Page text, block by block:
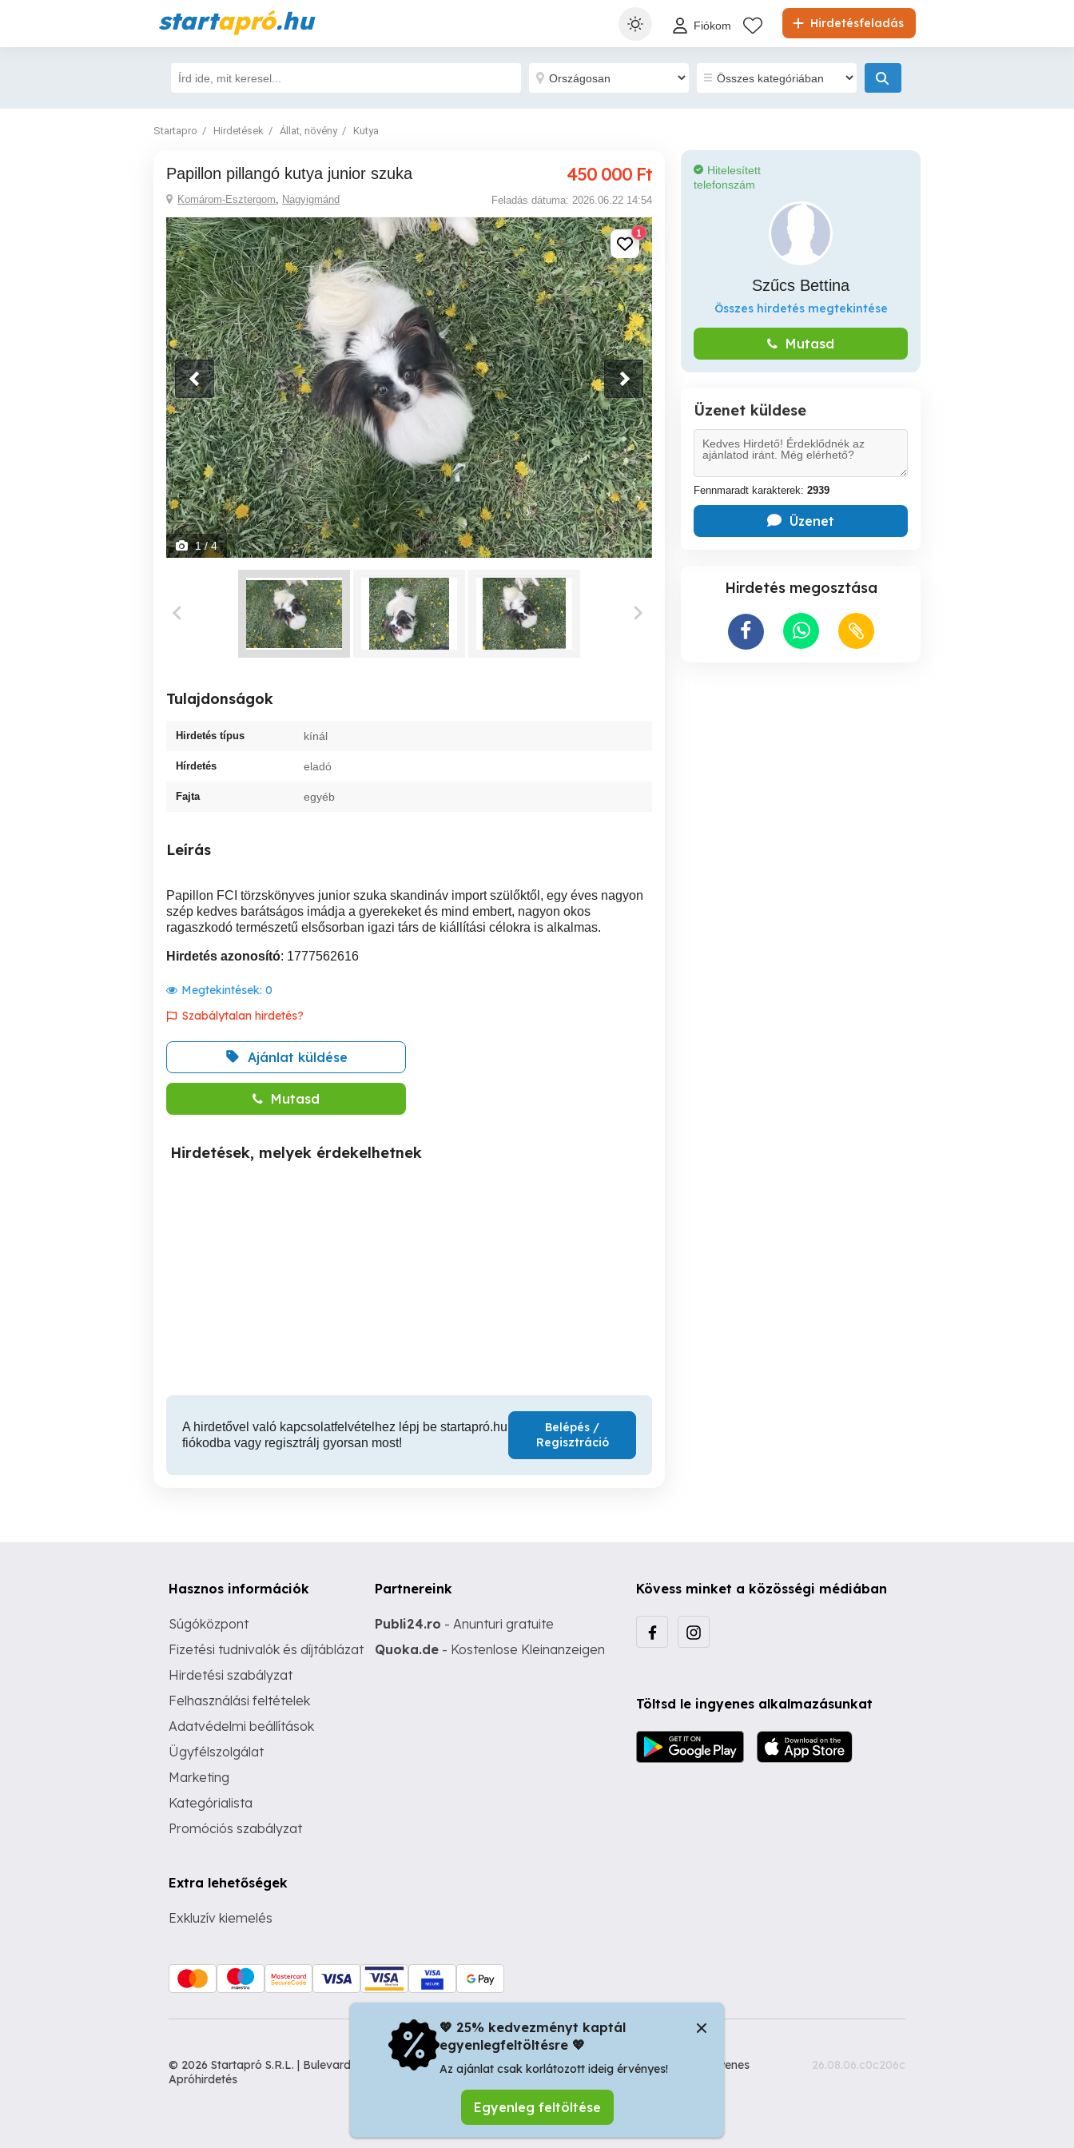
startapró.hu Hirdetésfeladás
Fiókom
Startapro Hirdetések Állat, növény Kutya
Papillon pillangó kutya junior szuka 450 000 Ft
Komárom-Esztergom, Nagyigmánd Feladás dátuma: 2026.06.22 14:54
1
1/ 4
Tulajdonságok
Hirdetés típus kínál
Hírdetés eladó
Fajta egyéb
Leírás
Papillon FCI törzskönyves junior szuka skandináv import szülőktől, egy éves nagyon
szép kedves barátságos imádja a gyerekeket és mind embert, nagyon okos
ragaszkodó természetű elsősorban igazi társ de kiállítási célokra is alkalmas.
Hirdetés azonosító: 1777562616
Megtekintések: 0
Szabálytalan hirdetés?
Ajánlat küldése
Mutasd
Hirdetések, melyek érdekelhetnek
A hirdetővel való kapcsolatfelvételhez lépj be startapró.hu
fiókodba vagy regisztrálj gyorsan most!
Belépés /
Regisztráció
Hitelesített
telefonszám
Szűcs Bettina
Összes hirdetés megtekintése
Mutasd
Üzenet küldese
Fennmaradt karakterek: 2939
Üzenet
Hirdetés megosztása
Hasznos információk
Súgóközpont
Fizetési tudnivalók és díjtáblázat
Hirdetési szabályzat
Felhasználási feltételek
Adatvédelmi beállítások
Ügyfélszolgálat
Marketing
Kategórialista
Promóciós szabályzat
Extra lehetőségek
Exkluzív kiemelés
Partnereink
Publi24.ro - Anunturi gratuite
Quoka.de - Kostenlose Kleinanzeigen
Kövess minket a közösségi médiában
Töltsd le ingyenes alkalmazásunkat
© 2026 Startapró S.R.L. | Bulevardul Dacia nr 34, Oradea 410346, Romania | Tax ID: RO44483373 -
Ingyenes
Apróhirdetés
26.08.06.c0c206c
💖 25% kedvezményt kaptál
egyenlegfeltöltésre 💖
Az ajánlat csak korlátozott ideig érvényes!
Egyenleg feltöltése